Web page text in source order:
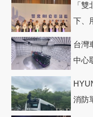
「
下、
台灣
中心
消防